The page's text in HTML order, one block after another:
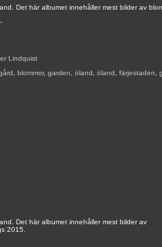
Det här albumet innehåller mest bilder av
-
Lindquist
blommor, garden öland öland färjestaden
Det här albumet innehåller mest bilder av
2015.